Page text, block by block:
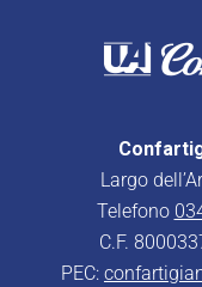
Largo
Telefono
C.F.
PEC: